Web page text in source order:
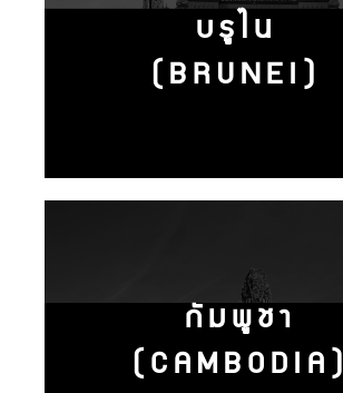
บรูไน
(BRUNEI)
กัมพูชา
(CAMBODIA)